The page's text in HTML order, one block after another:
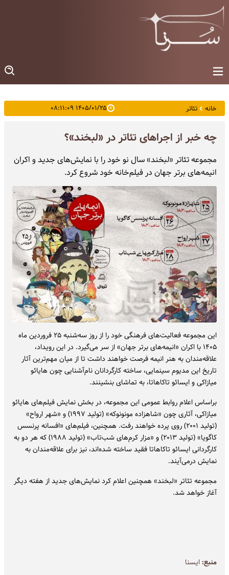
خانه تئاتر ۱۴۰۵/۰۱/۲۵ ۰۸:۱۱:۰۹
چه خبر از اجراهای تئاتر در «لبخند»؟
مجموعه تئاتر «لبخند» سال نو خود را با نمایش‌های جدید و اکران
انیمه‌های برتر جهان در فیلم‌خانه خود شروع کرد.
این مجموعه فعالیت‌های فرهنگی خود را از روز سه‌شنبه ۲۵ فروردین ماه
۱۴۰۵ با اکران «انیمه‌های برتر جهان» از سر می‌گیرد. در این رویداد،
علاقه‌مندان به هنر انیمه فرصت خواهند داشت تا از میان مهم‌ترین آثار
تاریخ این مدیوم سینمایی، ساخته کارگردانان نام‌آشنایی چون هایائو
میازاکی و ایسائو تاکاهاتا، به تماشای بنشینند.
‌براساس اعلام روابط عمومی این مجموعه، در بخش نمایش فیلم‌های هایائو
میازاکی، آثاری چون «شاهزاده مونونوکه» (تولید ۱۹۹۷) و «شهر ارواح»
(تولید ۲۰۰۱) روی پرده خواهند رفت. همچنین، فیلم‌های «افسانه پرنسس
کاگویا» (تولید ۲۰۱۳) و «مزار کرم‌های شب‌تاب» (تولید ۱۹۸۸) که هر دو به
کارگردانی ایسائو تاکاهاتا فقید ساخته شده‌اند، نیز برای علاقه‌مندان به
نمایش درمی‌آیند.
مجموعه تئاتر «لبخند» همچنین اعلام کرد نمایش‌های جدید از هفته دیگر
آغاز خواهد شد.
منبع:ايسنا